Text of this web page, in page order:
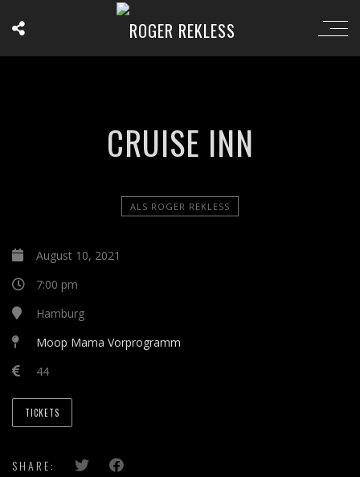
CRUISE INN
ALS ROGER REKLESS
August 10, 2021
7:00 pm
Hamburg
Moop Mama Vorprogramm
44
TICKETS
SHARE: